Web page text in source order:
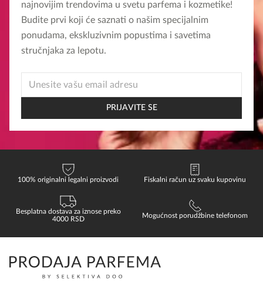
najnovijim trendovima u svetu parfema i kozmetike!
Budite prvi koji će saznati o našim specijalnim
ponudama, ekskluzivnim popustima i savetima
stručnjaka za lepotu.
EMAIL
PRIJAVITE SE
100% originalni legalni proizvodi Fiskalni račun uz svaku kupovinu
Besplatna dostava za iznose preko
4000 RSD
Mogućnost porudžbine telefonom